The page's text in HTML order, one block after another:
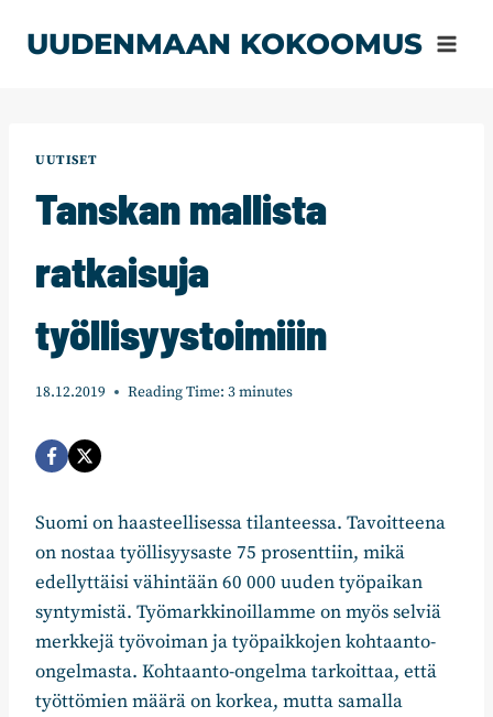
sisältöön
UUDENMAAN KOKOOMUS
UUTISET
Tanskan mallista
ratkaisuja
työllisyystoimiiin
18.12.2019 Reading Time: 3minutes
Suomi on haasteellisessa tilanteessa. Tavoitteena
on nostaa työllisyysaste 75 prosenttiin, mikä
edellyttäisi vähintään 60 000 uuden työpaikan
syntymistä. Työmarkkinoillamme on myös selviä
merkkejä työvoiman ja työpaikkojen kohtaanto-
ongelmasta. Kohtaanto-ongelma tarkoittaa, että
työttömien määrä on korkea, mutta samalla